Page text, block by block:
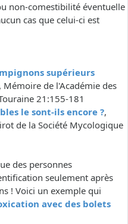
non-comestibilité éventuelle
cas que celui-ci est
supérieurs
Mémoire de l'Académie des
21:155-181
le sont-ils encore ?,
de la Société Mycologique
des personnes
seulement après
! Voici un exemple qui
avec des bolets